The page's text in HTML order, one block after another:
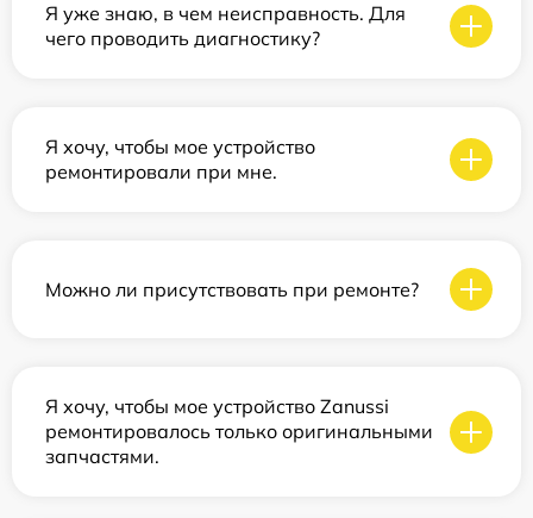
Я уже знаю, в чем неисправность. Для
чего проводить диагностику?
Я хочу, чтобы мое устройство
ремонтировали при мне.
Можно ли присутствовать при ремонте?
Я хочу, чтобы мое устройство Zanussi
ремонтировалось только оригинальными
запчастями.